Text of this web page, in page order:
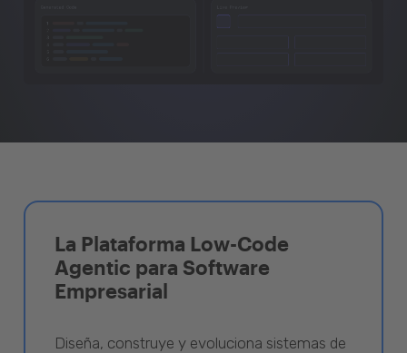
La Plataforma Low-Code
Agentic para Software
Empresarial
Diseña, construye y evoluciona sistemas de